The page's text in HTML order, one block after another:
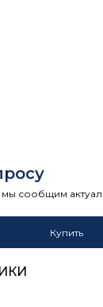
сообщим
Купить